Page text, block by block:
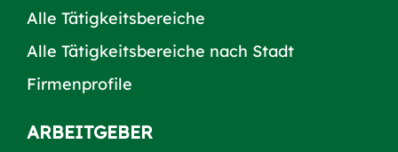
Alle Tätigkeitsbereiche
Alle Tätigkeitsbereiche nach Stadt
Firmenprofile
ARBEITGEBER